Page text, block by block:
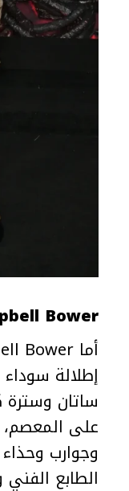
Bower
إطلالة
ساتان وسترة
على المعصم،
وجوارب
الطابع